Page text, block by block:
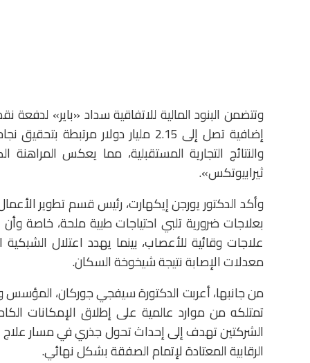
إضافية تصل إلى 2.15 مليار دولار
والنتائج التجارية المستقبلية، مما يعكس المراهنة
ثيرابيوتكس».
وأكد الدكتور يورجن إيكهارت، رئيس قسم تطوير
علاجات وقائية للأعصاب، بينما يهدد اعتلال
معدلات الإصابة نتيجة شيخوخة السكان.
من جانبها، أعربت الدكتورة سيفجي جوركان، المؤسس
الشركتين تهدف إلى إحداث تحول جذري في مسار علاج
الرقابية المعتادة لإتمام الصفقة بشكل نهائي.